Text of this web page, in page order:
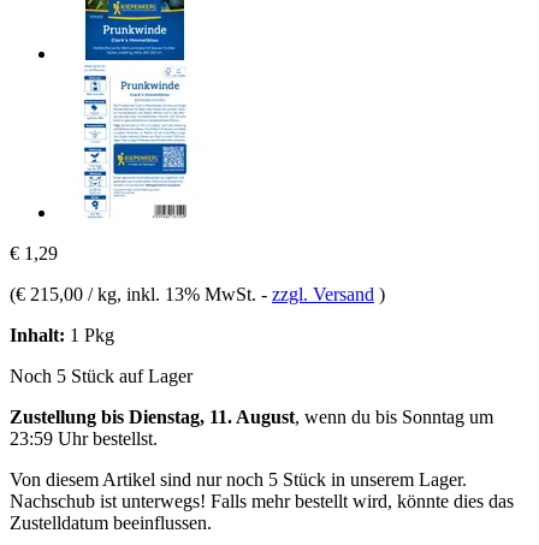
€ 1,29
(€ 215,00 / kg, inkl. 13% MwSt. - zzgl. Versand )
Inhalt: 1 Pkg
Noch 5 Stück auf Lager
Zustellung bis Dienstag, 11. August, wenn du bis Sonntag um
23:59 Uhrbestellst.
Von diesem Artikel sind nur noch 5 Stück in unserem Lager.
Nachschub ist unterwegs! Falls mehr bestellt wird, könnte dies das
Zustelldatum beeinflussen.